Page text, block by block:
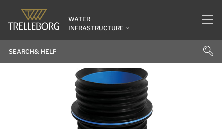
WATER
INFRASTRUCTURE